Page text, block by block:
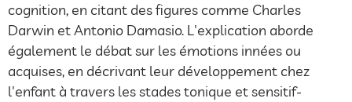
cognition, en citant des figures comme Charles
Darwin et Antonio Damasio. L'explication aborde
également le débat sur les émotions innées ou
acquises, en décrivant leur développement chez
l'enfant à travers les stades tonique et sensitif-